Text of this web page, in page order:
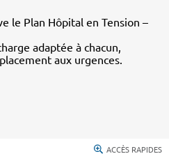
le Plan Hôpital en Tension –
adaptée à chacun,
aux urgences.
ACCÈS RAPIDES